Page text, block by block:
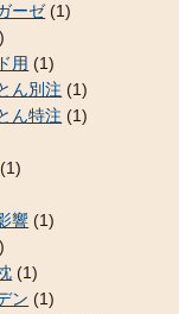
ーゼ(1)
用 (1)
ん別注 (1)
ん特注 (1)
(1)
響 (1)
(1)
ン (1)